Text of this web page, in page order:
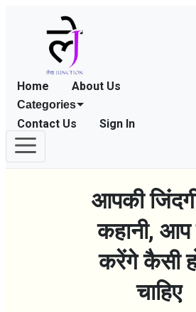
Home About Us
Categories
Contact Us Sign In
आपकी
कहानी,
करेंगे कैसी
चाहिए